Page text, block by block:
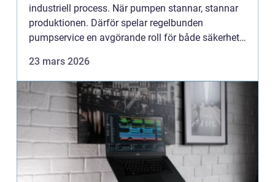
industriell process. När pumpen stannar, stannar
produktionen. Därför spelar regelbunden
pumpservice en avgörande roll för både säkerhet,
23 mars 2026